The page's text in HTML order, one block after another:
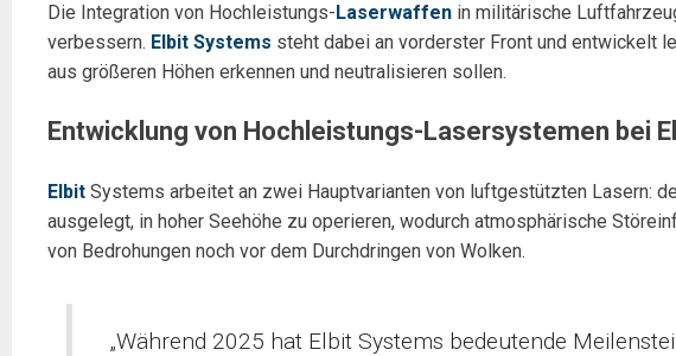
Die Integration von Hochleistungs-Laserwaffen in militärische
verbessern. Elbit Systems steht dabei an vorderster Front und entwickelt
aus größeren Höhen erkennen und neutralisieren sollen.
Entwicklung von Hochleistungs-Lasersystemen bei
Elbit Systems arbeitet an zwei Hauptvarianten von luftgestützten Lasern:
ausgelegt, in hoher Seehöhe zu operieren, wodurch atmosphärische
von Bedrohungen noch vor dem Durchdringen von Wolken.
„Während 2025 hat Elbit Systems bedeutende